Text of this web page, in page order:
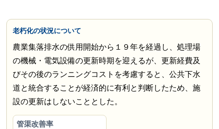
老朽化の状況について
農業集落排水の供用開始から１９年を経過し、処理場
の機械・電気設備の更新時期を迎えるが、更新経費及
びその後のランニングコストを考慮すると、公共下水
道と統合することが経済的に有利と判断したため、施
設の更新はしないこととした。
管渠改善率